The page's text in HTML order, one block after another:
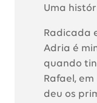
Uma
Radicada
Adria é
quando
Rafael,
deu os